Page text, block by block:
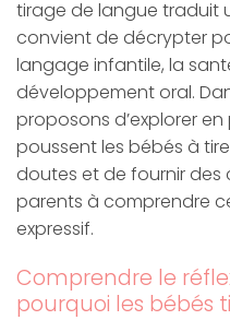
tirage de langue traduit
convient de décrypter
langage infantile, la
développement oral.
proposons d’explorer
poussent les bébés à
doutes et de fournir des
parents à comprendre
expressif.
Comprendre le
pourquoi les bébés